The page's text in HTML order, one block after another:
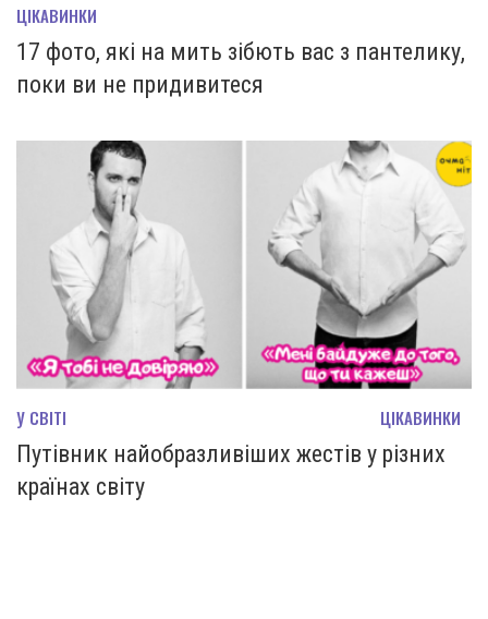
ЦІКАВИНКИ
17 фото, які на мить зiбють вас з пантелику,
поки ви не придивитеся
У СВІТІ ЦІКАВИНКИ
Путівник найобразливіших жестів у різних
країнах світу